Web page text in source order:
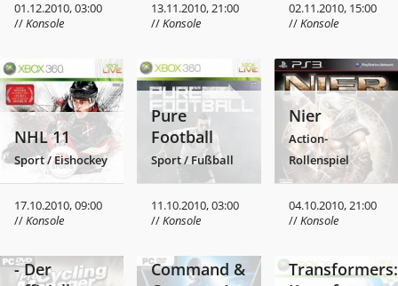
01.12.2010, 03:00
//Konsole
13.11.2010, 21:00
//Konsole
02.11.2010, 15:00
//Konsole
NHL 11
Sport / Eishockey
17.10.2010, 09:00
//Konsole
Pure
Football
Sport / Fußball
11.10.2010, 03:00
//Konsole
Nier
Action-
Rollenspiel
04.10.2010, 21:00
//Konsole
Tour de
- Der
Command &
Transformers: